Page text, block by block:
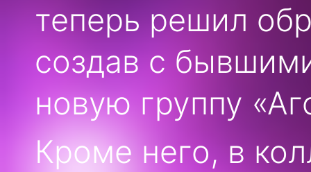
теперь решил
создав с
новую группу
Кроме него, в